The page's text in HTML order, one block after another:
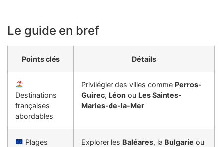
Le guide en bref
Points clés Détails
Destinations
françaises
abordables
Privilégier des villes comme Perros-
Guirec, Léon ou Les Saintes-
Maries-de-la-Mer
Plages
Explorer les Baléares, la Bulgarie ou